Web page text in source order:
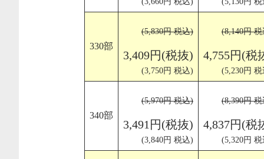
330部
(5,830円 税込)
3,409円(税抜)
(3,750円 税込)
(8,140円
4,755円(税
(5,230円
340部
(5,970円 税込)
3,491円(税抜)
(3,840円 税込)
(8,390円
4,837円(税
(5,320円